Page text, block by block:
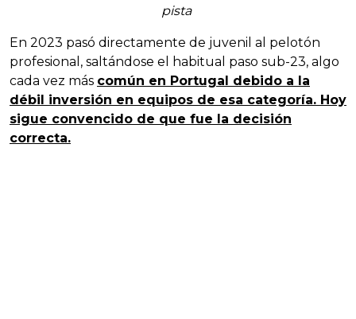
pista
En 2023 pasó directamente de juvenil al pelotón
profesional, saltándose el habitual paso sub-23, algo
cada vez más común en Portugal debido a la
débil inversión en equipos de esa categoría. Hoy
sigue convencido de que fue la decisión
correcta.